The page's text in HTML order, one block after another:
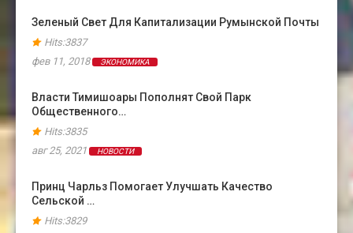
Зеленый Свет Для Капитализации Румынской Почты
Hits:3837
фев 11, 2018
ЭКОНОМИКА
Власти Тимишоары Пополнят Свой Парк
Общественного…
Hits:3835
авг 25, 2021
НОВОСТИ
Принц Чарльз Помогает Улучшать Качество
Сельской …
Hits:3829